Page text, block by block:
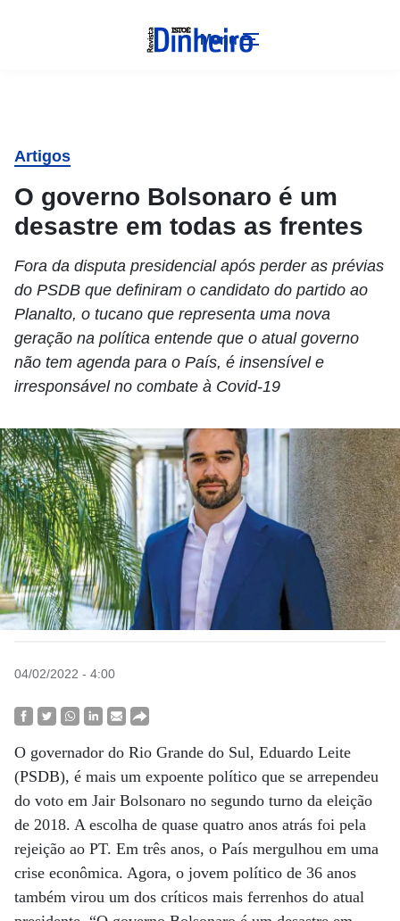
Menu
Artigos
O governo Bolsonaro é um
desastre em todas as frentes
Fora da disputa presidencial após perder as prévias
do PSDB que definiram o candidato do partido ao
Planalto, o tucano que representa uma nova
geração na política entende que o atual governo
não tem agenda para o País, é insensível e
irresponsável no combate à Covid-19
04/02/2022 - 4:00
O governador do Rio Grande do Sul, Eduardo Leite
(PSDB), é mais um expoente político que se arrependeu
do voto em Jair Bolsonaro no segundo turno da eleição
de 2018. A escolha de quase quatro anos atrás foi pela
rejeição ao PT. Em três anos, o País mergulhou em uma
crise econômica. Agora, o jovem político de 36 anos
também virou um dos críticos mais ferrenhos do atual